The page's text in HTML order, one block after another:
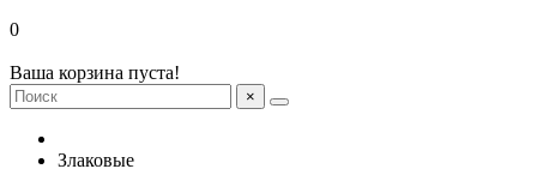
0
Ваша корзина пуста!
×
Злаковые